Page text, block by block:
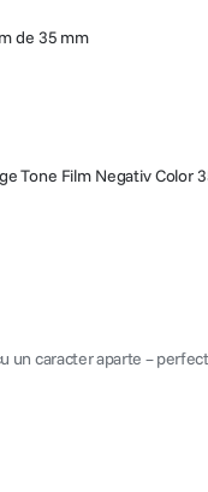
de 35 mm
Tone Film Negativ Color
un caracter aparte –